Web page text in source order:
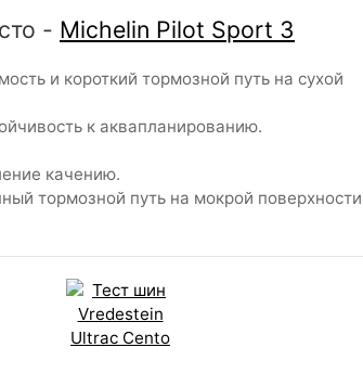
- Michelin Pilot Sport 3
и короткий тормозной путь на сухой
к аквапланированию.
качению.
тормозной путь на мокрой